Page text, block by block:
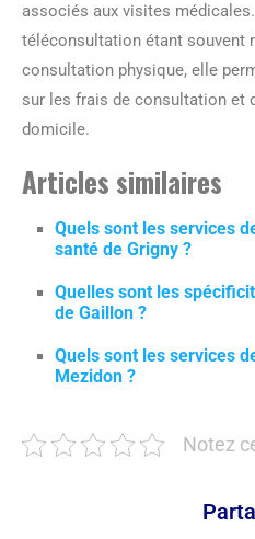
associés aux visites
téléconsultation étant souvent
consultation physique, elle
sur les frais de consultation et
domicile.
Articles similaires
Quels sont les services
santé de Grigny ?
Quelles sont les
de Gaillon ?
Quels sont les services
Mezidon ?
Notez